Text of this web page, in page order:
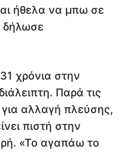
ήθελα να μπω σε
δήλωσε
χρόνια στην
Παρά τις
αλλαγή πλεύσης,
πιστή στην
«Το αγαπάω το